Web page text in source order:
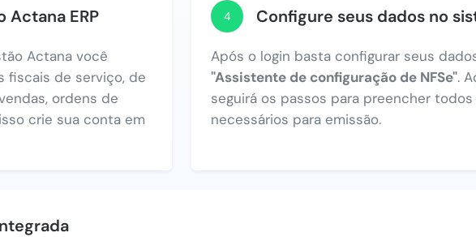
Actana ERP
Actana você
fiscais de serviço, de
ordens de
crie sua conta em
4 Configure seus dados no
Após o login basta configurar seus
"Assistente de configuração de NFSe".
seguirá os passos para preencher
necessários para emissão.